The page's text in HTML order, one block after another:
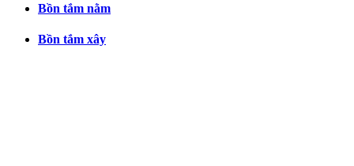
Bồn tắm nằm
Bồn tắm xây